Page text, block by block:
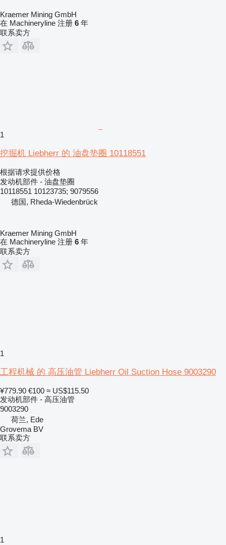
Kraemer Mining GmbH
在 Machineryline 注册 6 年
联系卖方
1
挖掘机 Liebherr 的 油盘垫圈 10118551
根据请求提供价格
发动机部件 - 油盘垫圈
10118551 10123735; 9079556
德国, Rheda-Wiedenbrück
Kraemer Mining GmbH
在 Machineryline 注册 6 年
联系卖方
1
工程机械 的 高压油管 Liebherr Oil Suction Hose 9003290
¥779.90 €100 ≈ US$115.50
发动机部件 - 高压油管
9003290
荷兰, Ede
Grovema BV
联系卖方
1